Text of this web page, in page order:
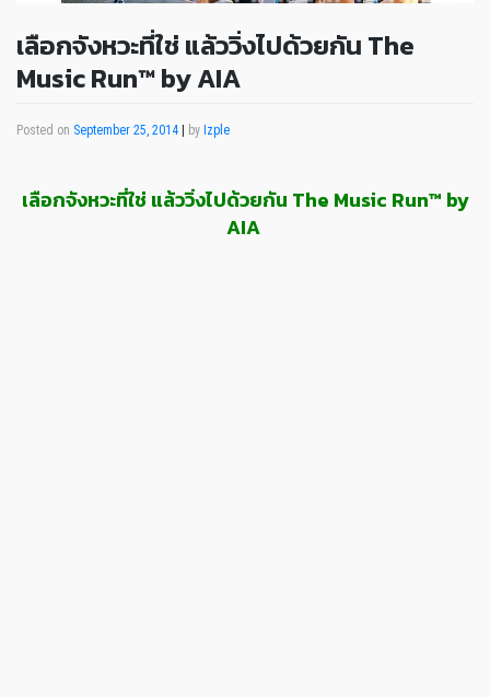
เลือกจังหวะที่ใช่ แล้ววิ่งไปด้วยกัน The
Music Run™ by AIA
Posted on September 25, 2014 by Izple
เลือกจังหวะที่ใช่ แล้ววิ่งไปด้วยกัน The Music Run™ by
AIA